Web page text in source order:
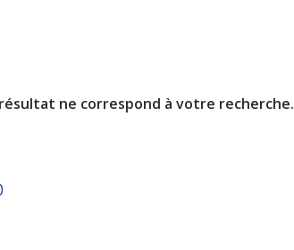
ne correspond à votre recherche.